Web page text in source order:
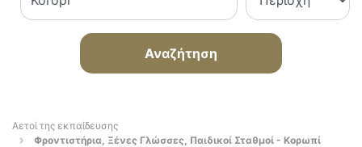
Αναζήτηση
Αετοί της εκπαίδευσης
Φροντιστήρια, Ξένες Γλώσσες, Παιδικοί Σταθμοί - Κορωπί